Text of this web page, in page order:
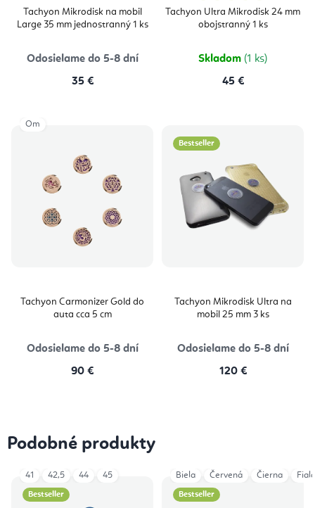
Tachyon Mikrodisk na mobil
Large 35 mm jednostranný 1 ks
Odosielame do 5-8 dní
35 €
Tachyon Ultra Mikrodisk 24 mm
obojstranný 1 ks
produktu
je
5,0
Skladom (1 ks)
45 €
Tachyon Carmonizer Gold do
auta cca 5 cm
Odosielame do 5-8 dní
90 €
Om
Bestseller
Tachyon Mikrodisk Ultra na
mobil 25 mm 3 ks
Odosielame do 5-8 dní
120 €
Podobné produkty
Bestseller
41 42,5 44 45
Bestseller
Biela Červená Čierna